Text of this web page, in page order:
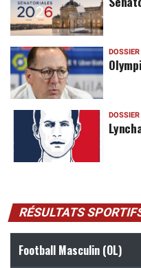
DOSSIER
DOSSIER
RÉSULTATS
Football Masculin (OL)